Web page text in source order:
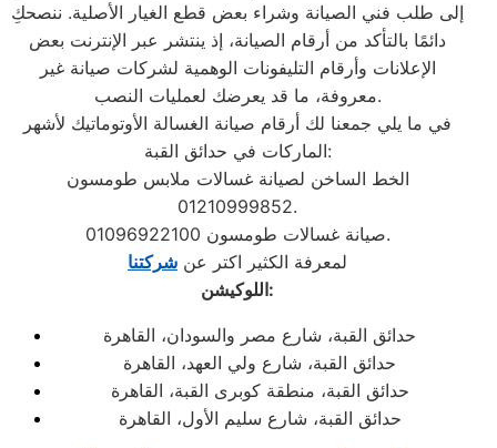
إلى طلب فني الصيانة وشراء بعض قطع الغيار الأصلية. ننصحكِ
دائمًا بالتأكد من أرقام الصيانة، إذ ينتشر عبر الإنترنت بعض
الإعلانات وأرقام التليفونات الوهمية لشركات صيانة غير
معروفة، ما قد يعرضك لعمليات النصب.
في ما يلي جمعنا لك أرقام صيانة الغسالة الأوتوماتيك لأشهر
الماركات في حدائق القبة:
الخط الساخن لصيانة غسالات ملابس طومسون
01210999852.
صيانة غسالات طومسون 01096922100.
لمعرفة الكثير اكتر عن شركتنا
اللوكيشن:
حدائق القبة، شارع مصر والسودان، القاهرة
حدائق القبة، شارع ولي العهد، القاهرة
حدائق القبة، منطقة كوبرى القبة، القاهرة
حدائق القبة، شارع سليم الأول، القاهرة